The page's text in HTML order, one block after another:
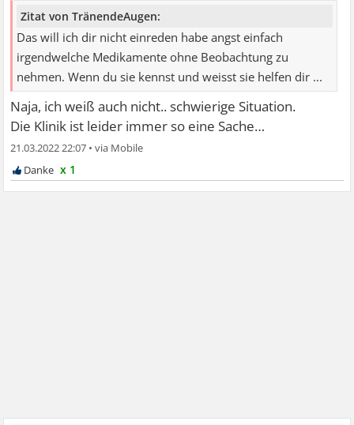
Zitat von TränendeAugen:
Das will ich dir nicht einreden habe angst einfach
irgendwelche Medikamente ohne Beobachtung zu
nehmen. Wenn du sie kennst und weisst sie helfen dir ...
Naja, ich weiß auch nicht.. schwierige Situation.
Die Klinik ist leider immer so eine Sache…
21.03.2022 22:07 •
x 1